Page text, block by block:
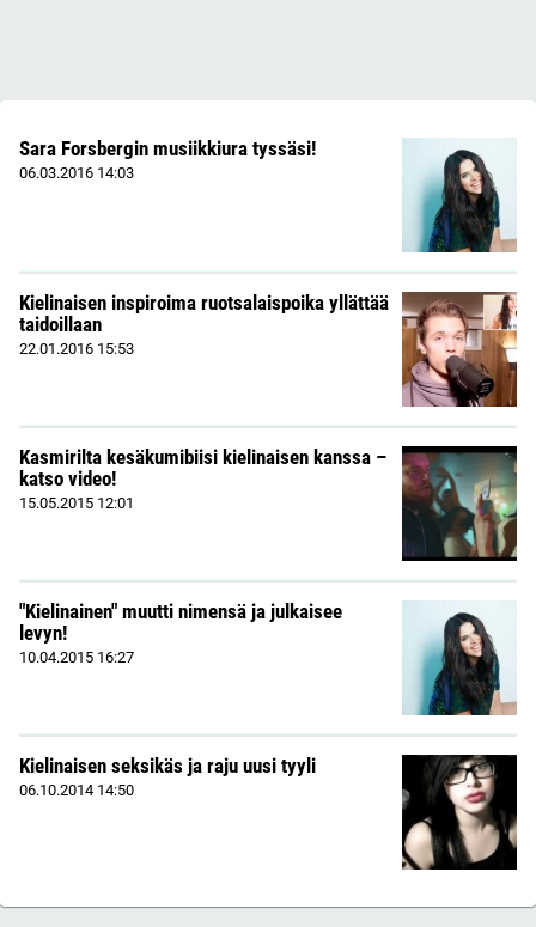
Sara Forsbergin musiikkiura tyssäsi!
06.03.2016 14:03
Kielinaisen inspiroima ruotsalaispoika yllättää
taidoillaan
22.01.2016 15:53
Kasmirilta kesäkumibiisi kielinaisen kanssa –
katso video!
15.05.2015 12:01
"Kielinainen" muutti nimensä ja julkaisee
levyn!
10.04.2015 16:27
Kielinaisen seksikäs ja raju uusi tyyli
06.10.2014 14:50